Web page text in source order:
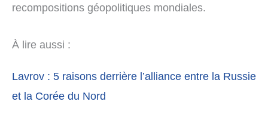
recompositions géopolitiques mondiales.
À lire aussi :
Lavrov : 5 raisons derrière l’alliance entre la Russie
et la Corée du Nord